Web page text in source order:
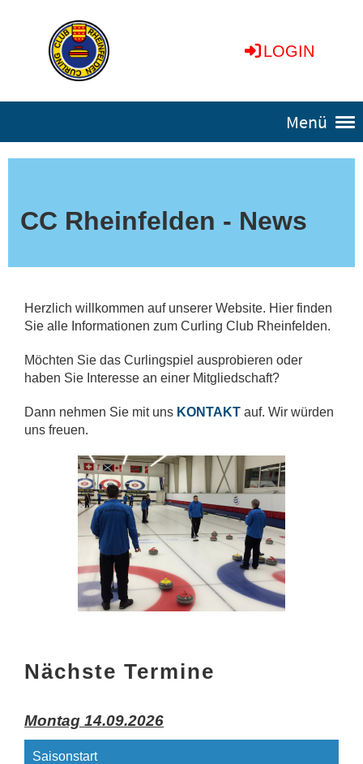
LOGIN
Menü
CC Rheinfelden - News
Herzlich willkommen auf unserer Website. Hier finden
Sie alle Informationen zum Curling Club Rheinfelden.
Möchten Sie das Curlingspiel ausprobieren oder
haben Sie Interesse an einer Mitgliedschaft?
Dann nehmen Sie mit uns KONTAKT auf. Wir würden
uns freuen.
Nächste Termine
Montag 14.09.2026
Saisonstart